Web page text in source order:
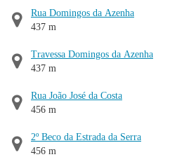
Rua Domingos da Azenha
437 m
Travessa Domingos da Azenha
437 m
Rua João José da Costa
456 m
2º Beco da Estrada da Serra
456 m